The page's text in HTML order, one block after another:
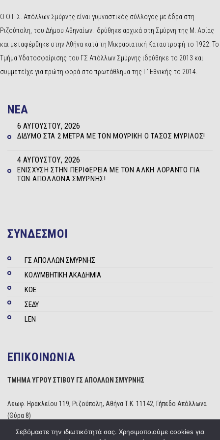
Ο Ο Γ.Σ. Απόλλων Σμύρνης είναι γυμναστικός σύλλογος με έδρα στη
Ριζούπολη, του Δήμου Αθηναίων. Ιδρύθηκε αρχικά στη Σμύρνη της Μ. Ασίας
και μεταφέρθηκε στην Αθήνα κατά τη Μικρασιατική Καταστροφή το 1922. Το
Τμήμα Υδατοσφαίρισης του ΓΣ Απόλλων Σμύρνης ιδρύθηκε το 2013 και
συμμετείχε για πρώτη φορά στο πρωτάθλημα της Γ’ Εθνικής το 2014.
NEA
ΔΊΔΥΜΟ ΣΤΑ 2 ΜΈΤΡΑ ΜΕ ΤΟΝ ΜΟΥΡΊΚΗ Ο ΤΆΣΟΣ ΜΥΡΊΛΟΣ!
6 ΑΥΓΟΎΣΤΟΥ, 2026
ΕΝΊΣΧΥΣΗ ΣΤΗΝ ΠΕΡΙΦΈΡΕΙΑ ΜΕ ΤΟΝ ΆΛΚΗ ΛΟΡΆΝΤΟ ΓΙΑ
ΤΟΝ ΑΠΌΛΛΩΝΑ ΣΜΎΡΝΗΣ!
4 ΑΥΓΟΎΣΤΟΥ, 2026
ΣΥΝΔΕΣΜΟΙ
ΓΣ ΑΠΟΛΛΩΝ ΣΜΥΡΝΗΣ
ΚΟΛΥΜΒΗΤΙΚΗ ΑΚΑΔΗΜΙΑ
ΚΟΕ
ΣΕΔΥ
LEN
ΕΠΙΚΟΙΝΩΝΙΑ
ΤΜΗΜΑ ΥΓΡΟΥ ΣΤΙΒΟΥ ΓΣ ΑΠΟΛΛΩΝ ΣΜΥΡΝΗΣ
Λεωφ. Ηρακλείου 119, Ριζούπολη, Αθήνα Τ.Κ. 11142, Γήπεδο Απόλλωνα
(Θύρα 8)
Σεβόμαστε την ιδιωτικότητά σας. Χρησιμοποιούμε cookies για